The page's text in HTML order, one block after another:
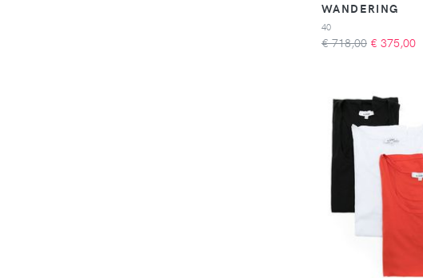
WANDERING
40
€ 718,00 € 375,00